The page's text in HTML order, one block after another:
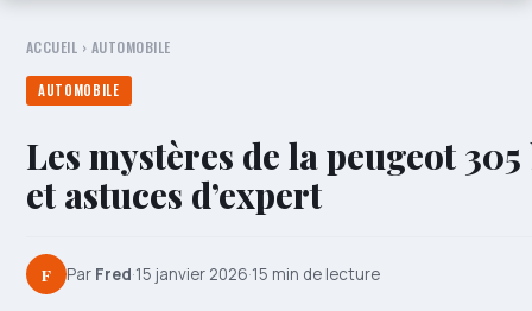
ACCUEIL › AUTOMOBILE
AUTOMOBILE
Les mystères de la peugeot
et astuces d’expert
F Par Fred·15 janvier 2026·15 min de lecture